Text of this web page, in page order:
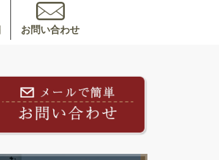
お問い合わせ